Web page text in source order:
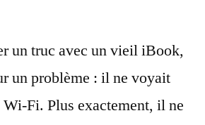
un truc avec un vieil iBook,
un problème : il ne voyait
Wi-Fi. Plus exactement, il ne